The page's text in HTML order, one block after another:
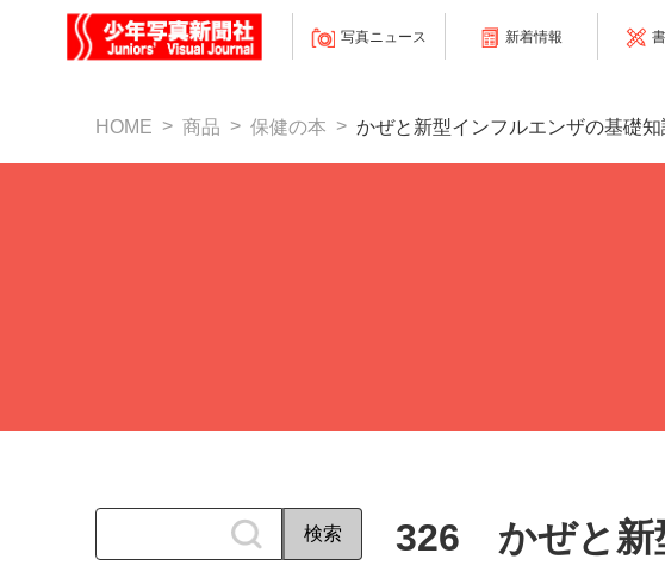
写真ニュース 新着情報
HOME 商品 保健の本 かぜと新型インフルエンザの基礎知
326 かぜと新